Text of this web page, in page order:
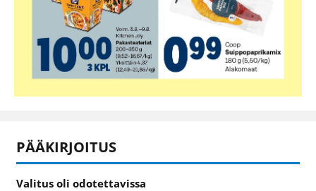
PÄÄKIRJOITUS
Valitus oli odotettavissa